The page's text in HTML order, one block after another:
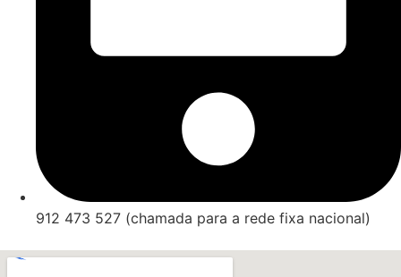
912 473 527 (chamada para a rede fixa nacional)